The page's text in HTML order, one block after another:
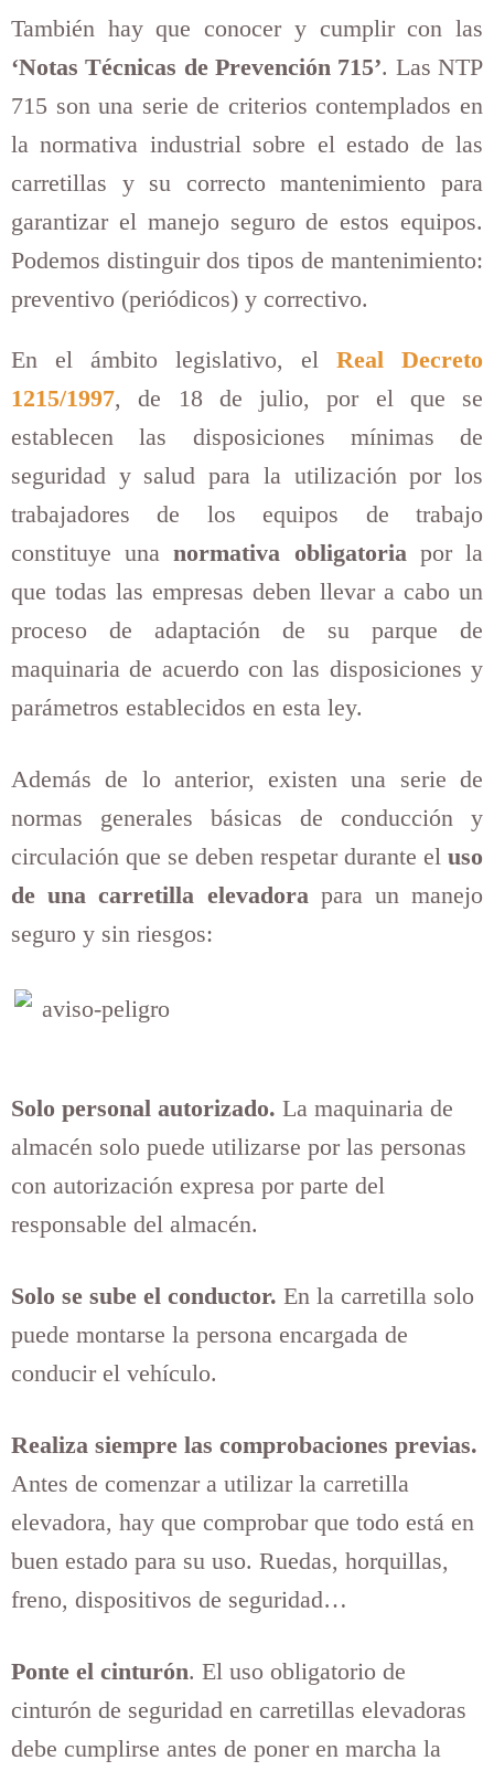
También hay que conocer y cumplir con las
‘Notas Técnicas de Prevención 715’. Las NTP
715 son una serie de criterios contemplados en
la normativa industrial sobre el estado de las
carretillas y su correcto mantenimiento para
garantizar el manejo seguro de estos equipos.
Podemos distinguir dos tipos de mantenimiento:
preventivo (periódicos) y correctivo.
En el ámbito legislativo, el Real Decreto
1215/1997, de 18 de julio, por el que se
establecen las disposiciones mínimas de
seguridad y salud para la utilización por los
trabajadores de los equipos de trabajo
constituye unanormativa obligatoriapor la
que todas las empresas deben llevar a cabo un
proceso de adaptación de su parque de
maquinaria de acuerdo con las disposiciones y
parámetros establecidos en esta ley.
Además de lo anterior, existen una serie de
normas generales básicas de conducción y
circulación que se deben respetar durante el uso
de una carretilla elevadorapara un manejo
seguro y sin riesgos:
Solo personal autorizado. La maquinaria de
almacén solo puede utilizarse por las personas
con autorización expresa por parte del
responsable del almacén.
Solo se sube el conductor. En la carretilla solo
puede montarse la persona encargada de
conducir el vehículo.
Realiza siempre las comprobaciones previas.
Antes de comenzar a utilizar la carretilla
elevadora, hay que comprobar que todo está en
buen estado para su uso. Ruedas, horquillas,
freno, dispositivos de seguridad…
Ponte el cinturón. El uso obligatorio de
cinturón de seguridad en carretillas elevadoras
debe cumplirse antes de poner en marcha la